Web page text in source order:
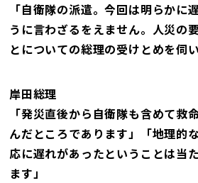
「自衛隊の派遣。今回は明らかに
うに言わざるをえません。人災の
とについての総理の受けとめを伺い
岸田総理
「発災直後から自衛隊も含めて救
んだところであります」「地理的
応に遅れがあったということは当
ます」